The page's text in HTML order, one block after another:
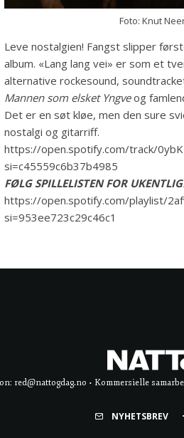
Foto: Knut
Leve nostalgien! Fangst slipper
album. «Lang lang vei» er som et
alternative rockesound,
Mannen som elsket Yngveog
Det er en søt kløe, men den sure
nostalgi og gitarriff.
https://open.spotify.com/track/
si=c45559c6b37b4985
FØLG SPILLELISTEN FOR
https://open.spotify.com/playlist/
si=953ee723c29c46c1
red@nattogdag.no • Kommersielle
NYHETSBREV